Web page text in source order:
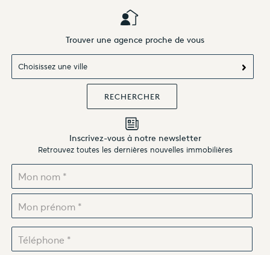
Trouver une agence proche de vous
Choisissez une ville
Inscrivez-vous à notre newsletter
Retrouvez toutes les dernières nouvelles immobilières